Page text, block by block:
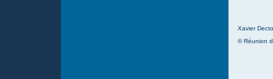
Xavier
© Réunion